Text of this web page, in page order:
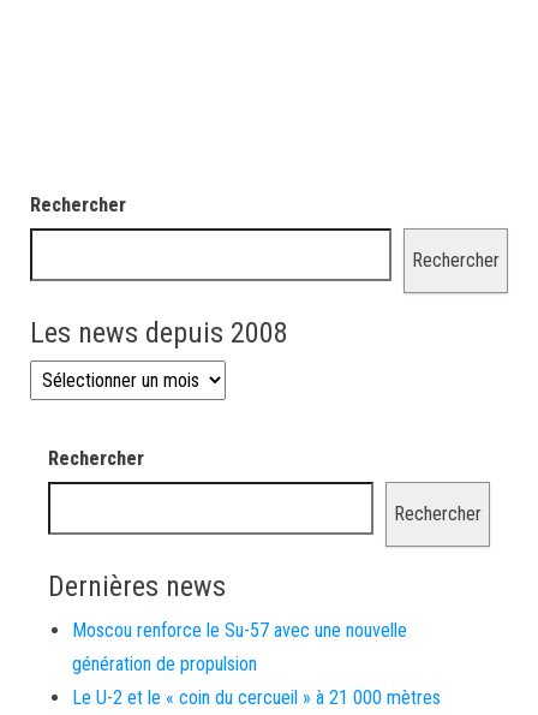
Rechercher
Rechercher
Les news depuis 2008
Les news depuis 2008
Rechercher
Rechercher
Dernières news
Moscou renforce le Su-57 avec une nouvelle
génération de propulsion
Le U-2 et le « coin du cercueil » à 21 000 mètres